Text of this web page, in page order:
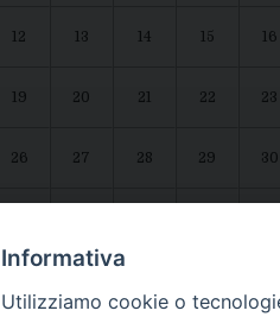
12 13 14 15 16
19 20 21 22 23
26 27 28 29 30
Informativa
Utilizziamo cookie o